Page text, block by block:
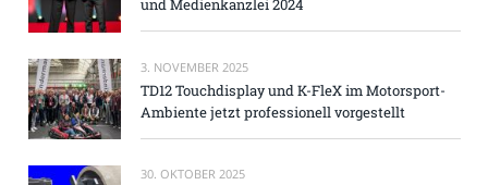
und Medienkanzlei 2024
3. NOVEMBER 2025
TD12 Touchdisplay und K-FleX im Motorsport-
Ambiente jetzt professionell vorgestellt
30. OKTOBER 2025